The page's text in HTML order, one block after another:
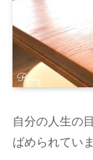
自分の人生の
ばめられてい